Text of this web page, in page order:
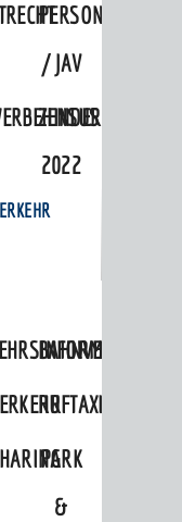
PERSONALRAT
/ JAV
ZENSUS
2022
BAHNVERKEHR
RUFTAXI
PARK
&